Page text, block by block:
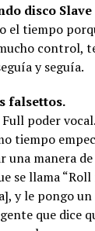
disco
el tiempo
control,
y seguía.
falsettos.
poder
tiempo
una manera
se llama
y le pongo
que dice